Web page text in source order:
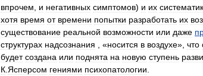
впрочем
и негативных симптомов) и их
хотя время от времени попытки разработать их
существование реальной возможности или даже
структурах надсознания , «носится в воздухе», что
будет создана или поднята на новую ступень
К Ясперсом гениями психопатологии